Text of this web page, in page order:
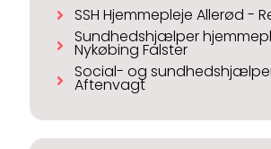
SSH Hjemmepleje Allerød -
Sundhedshjælper
Nykøbing Falster
Social- og
Aftenvagt